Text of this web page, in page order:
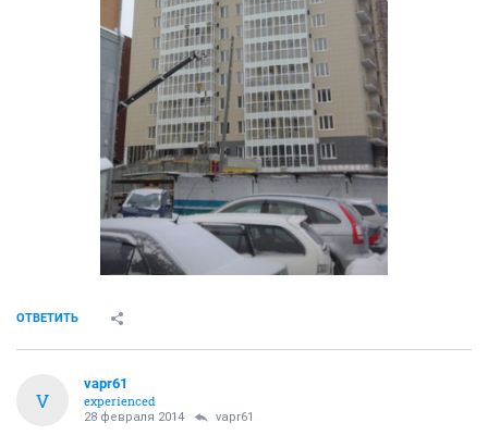
ОТВЕТИТЬ
V
vapr61
experienced
28 февраля 2014 vapr61